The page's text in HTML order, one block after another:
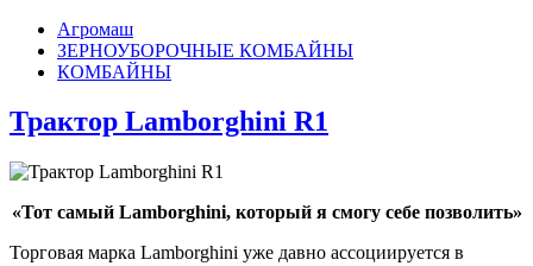
Агромаш
ЗЕРНОУБОРОЧНЫЕ КОМБАЙНЫ
КОМБАЙНЫ
Трактор Lamborghini R1
«Тот самый Lamborghini, который я смогу себе позволить»
Торговая марка Lamborghini уже давно ассоциируется в